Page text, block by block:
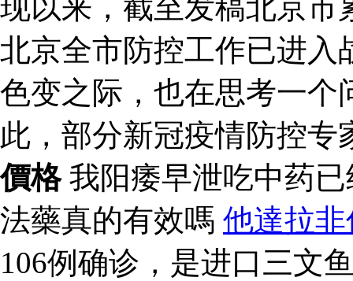
现以来，截至发稿北京市
北京全市防控工作已进入
色变之际，也在思考一
此，部分新冠疫情防控
價格我阳痿早泄吃中药
法藥真的有效嗎 他達拉
106例确诊，是进口三文